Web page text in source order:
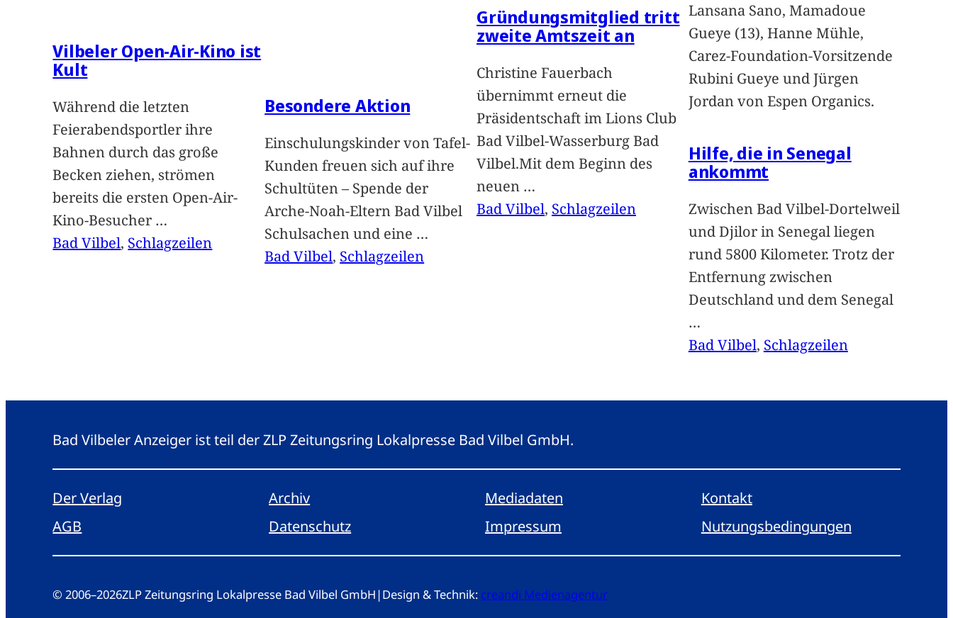
Vilbeler Open-Air-Kino ist
Kult
Während die letzten
Feierabendsportler ihre
Bahnen durch das große
Becken ziehen, strömen
bereits die ersten Open-Air-
Kino-Besucher …
Bad Vilbel, Schlagzeilen
Besondere Aktion
Einschulungskinder von Tafel-
Kunden freuen sich auf ihre
Schultüten – Spende der
Arche-Noah-Eltern Bad Vilbel
Schulsachen und eine …
Bad Vilbel, Schlagzeilen
Gründungsmitglied tritt
zweite Amtszeit an
Christine Fauerbach
übernimmt erneut die
Präsidentschaft im Lions Club
Bad Vilbel-Wasserburg Bad
Vilbel.Mit dem Beginn des
neuen …
Bad Vilbel, Schlagzeilen
Lansana Sano, Mamadoue
Gueye (13), Hanne Mühle,
Carez-Foundation-Vorsitzende
Rubini Gueye und Jürgen
Jordan von Espen Organics.
Hilfe, die in Senegal
ankommt
Zwischen Bad Vilbel-Dortelweil
und Djilor in Senegal liegen
rund 5800 Kilometer. Trotz der
Entfernung zwischen
Deutschland und dem Senegal
…
Bad Vilbel, Schlagzeilen
Bad Vilbeler Anzeiger ist teil der ZLP Zeitungsring Lokalpresse Bad Vilbel GmbH.
Der Verlag Archiv Mediadaten
Kontakt
AGB
Datenschutz Impressum Nutzungsbedingungen
© 2006–2026ZLP Zeitungsring Lokalpresse Bad Vilbel GmbH |Design & Technik: creandi Medienagentur